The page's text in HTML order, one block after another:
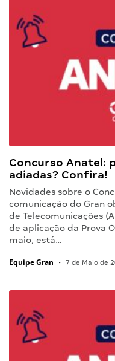
Concurso Anatel:
adiadas? Confira!
Novidades sobre o
comunicação do Gran
de Telecomunicações
de aplicação da Prova
maio, está…
Equipe Gran • 7 de Maio de